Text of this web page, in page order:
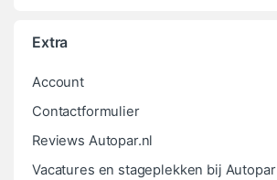
Extra
Account
Contactformulier
Reviews Autopar.nl
Vacatures en stageplekken bij Autopar